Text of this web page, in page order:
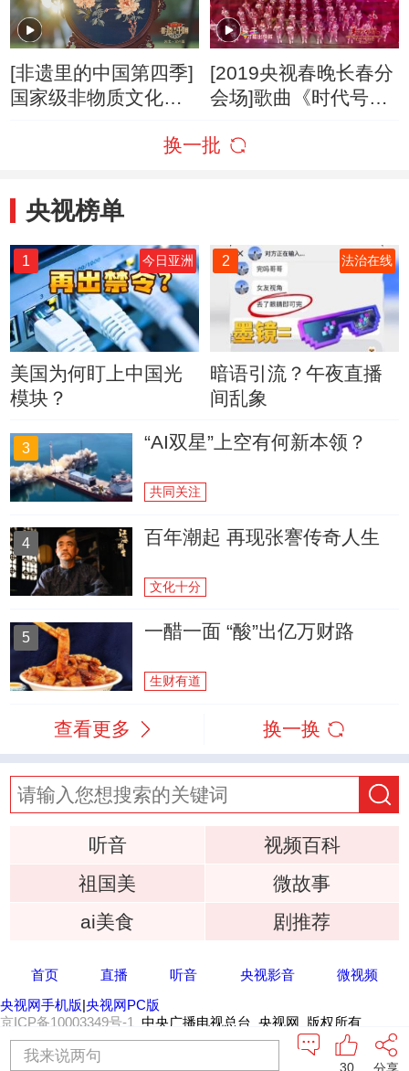
[非遗里的中国第四季]
国家级非物质文化遗
[2019央视春晚长春分
会场]歌曲《时代号
换一批
央视榜单
1 今日亚洲
美国为何盯上中国光
模块？
2 法治在线
暗语引流？午夜直播
间乱象
3 “AI双星”上空有何新本领？
共同关注
4 百年潮起 再现张謇传奇人生
文化十分
5 一醋一面 “酸”出亿万财路
生财有道
查看更多 换一换
听音
视频百科
祖国美
微故事
ai美食
剧推荐
首页 直播 听音 央视影音
微视频
央视网手机版|央视网PC版
京ICP备10003349号-1
中央广播电视总台 央视网 版权所有
我来说两句
30